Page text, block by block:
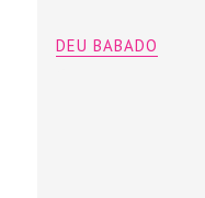
DEU BABADO